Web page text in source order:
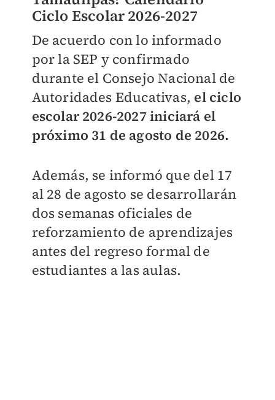
Ciclo Escolar 2026-2027
De acuerdo con lo informado
por la SEP y confirmado
durante el Consejo Nacional de
Autoridades Educativas, el ciclo
escolar 2026-2027 iniciará el
próximo 31 de agosto de 2026.
Además, se informó que del 17
al 28 de agosto se desarrollarán
dos semanas oficiales de
reforzamiento de aprendizajes
antes del regreso formal de
estudiantes a las aulas.